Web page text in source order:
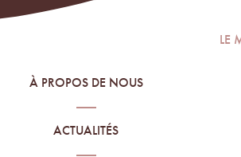
À PROPOS DE NOUS
ACTUALITÉS
LE